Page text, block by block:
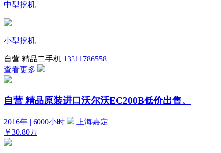
中型挖机
小型挖机
自营 精品二手机 13311786558
查看更多
自营 精品原装进口沃尔沃EC200B低价出售。
2016年 | 6000小时
上海嘉定
￥30.80万